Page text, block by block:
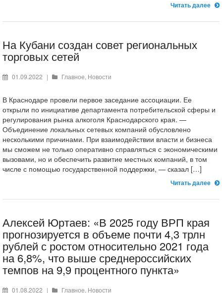
Читать далее
На Кубани создан совет региональных
торговых сетей
01.09.2022 | Главное, Новости
В Краснодаре провели первое заседание ассоциации. Ее
открыли по инициативе департамента потребительской сферы и
регулирования рынка алкоголя Краснодарского края. —
Объединение локальных сетевых компаний обусловлено
несколькими причинами. При взаимодействии власти и бизнеса
мы сможем не только оперативно справляться с экономическими
вызовами, но и обеспечить развитие местных компаний, в том
числе с помощью государственной поддержки, — сказал […]
Читать далее
Алексей Юртаев: «В 2025 году ВРП края
прогнозируется в объеме почти 4,3 трлн
рублей с ростом относительно 2021 года
на 6,8%, что выше среднероссийских
темпов на 9,9 процентного пункта»
01.08.2022 | Главное, Новости